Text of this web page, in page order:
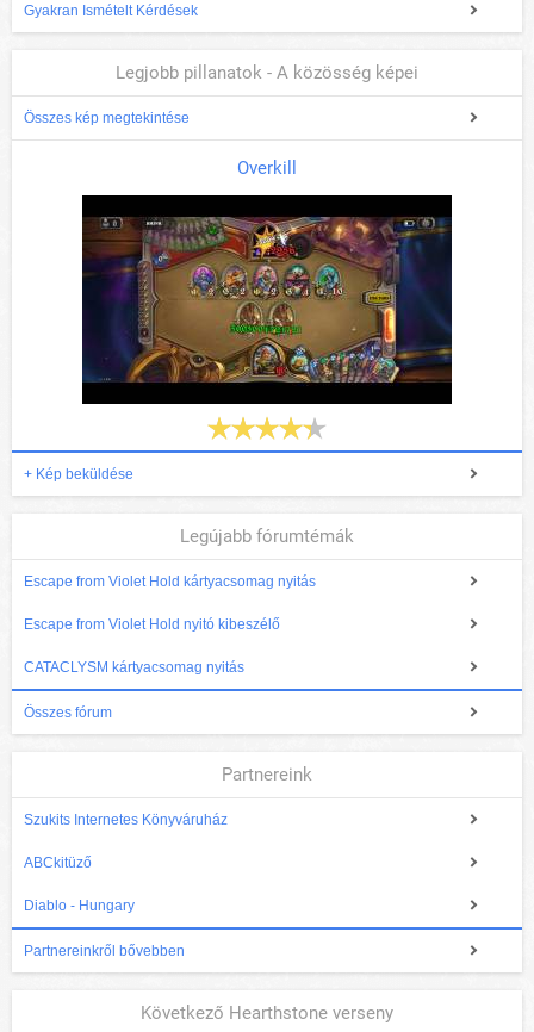
Gyakran Ismételt Kérdések
Legjobb pillanatok - A közösség képei
Összes kép megtekintése
Overkill
+ Kép beküldése
Legújabb fórumtémák
Escape from Violet Hold kártyacsomag nyitás
Escape from Violet Hold nyitó kibeszélő
CATACLYSM kártyacsomag nyitás
Összes fórum
Partnereink
Szukits Internetes Könyváruház
ABCkitüző
Diablo - Hungary
Partnereinkről bővebben
Következő Hearthstone verseny